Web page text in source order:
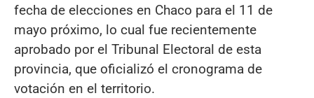
fecha de elecciones en Chaco para el 11 de
mayo próximo, lo cual fue recientemente
aprobado por el Tribunal Electoral de esta
provincia, que oficializó el cronograma de
votación en el territorio.